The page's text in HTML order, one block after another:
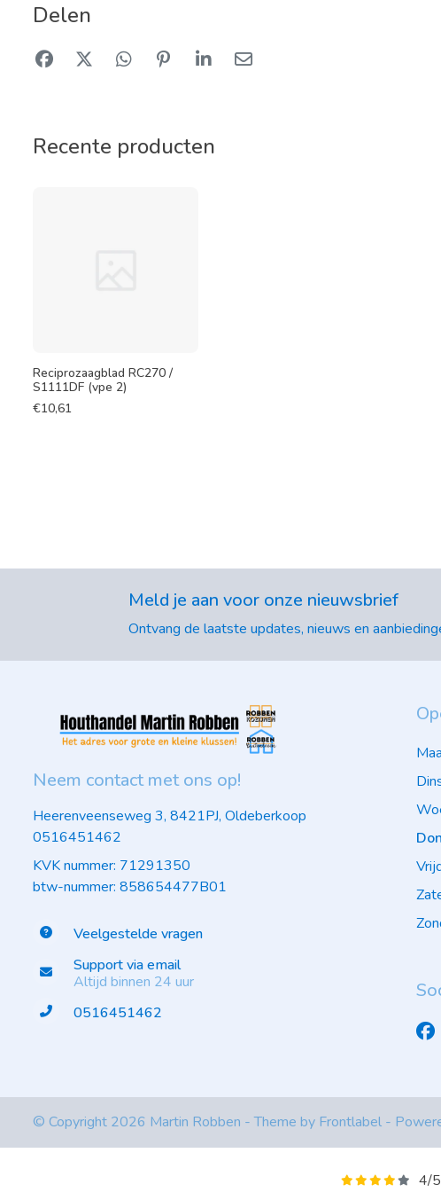
Delen
Recente producten
Reciprozaagblad RC270 /
S1111DF (vpe 2)
€10,61
Meld je aan voor onze nieuwsbrief
Ontvang de laatste updates, nieuws en
Neem contact met ons op!
Heerenveenseweg 3, 8421PJ, Oldeberkoop
0516451462
KVK nummer: 71291350
btw-nummer: 858654477B01
Veelgestelde vragen
Support via email
Altijd binnen 24 uur
0516451462
© Copyright 2026 Martin Robben - Theme by Frontlabel -
4/5